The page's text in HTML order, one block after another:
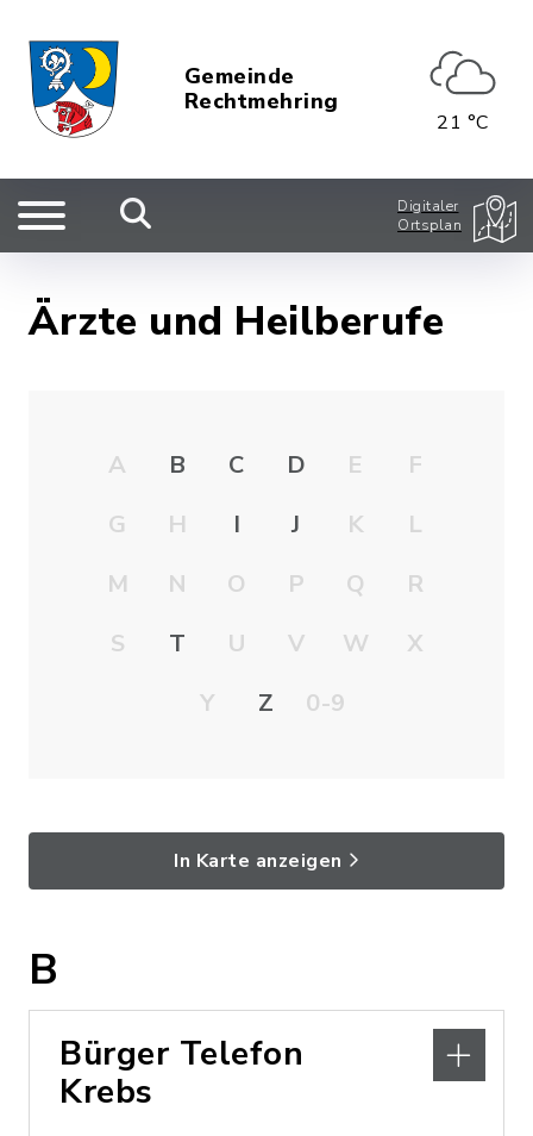
Gemeinde
Rechtmehring
21 °C
Digitaler
Ortsplan
Ärzte und Heilberufe
A B C D E
F
G
H I J K
L
M
N O P Q
R
S
T U V W
X
Y
Z 0-9
In Karte anzeigen
B
Bürger Telefon
Krebs